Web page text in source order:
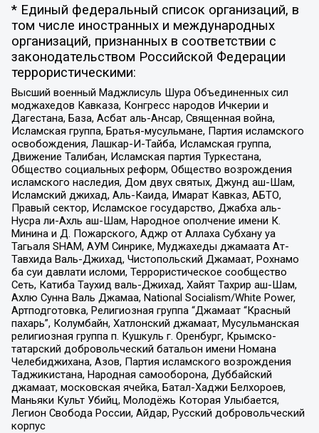
* Единый федеральный список организаций, в
том числе иностранных и международных
организаций, признанных в соответствии с
законодательством Российской Федерации
террористическими:
Высший военный Маджлисуль Шура Объединенных сил
моджахедов Кавказа, Конгресс народов Ичкерии и
Дагестана, База, Асбат аль-Ансар, Священная война,
Исламская группа, Братья-мусульмане, Партия исламского
освобождения, Лашкар-И-Тайба, Исламская группа,
Движение Талибан, Исламская партия Туркестана,
Общество социальных реформ, Общество возрождения
исламского наследия, Дом двух святых, Джунд аш-Шам,
Исламский джихад, Аль-Каида, Имарат Кавказ, АБТО,
Правый сектор, Исламское государство, Джабха аль-
Нусра ли-Ахль аш-Шам, Народное ополчение имени К.
Минина и Д. Пожарского, Аджр от Аллаха Субхану уа
Тагьаля SHAM, АУМ Синрике, Муджахеды джамаата Ат-
Тавхида Валь-Джихад, Чистопольский Джамаат, Рохнамо
ба суи давлати исломи, Террористическое сообщество
Сеть, Катиба Таухид валь-Джихад, Хайят Тахрир аш-Шам,
Ахлю Сунна Валь Джамаа, National Socialism/White Power,
Артподготовка, Религиозная группа “Джамаат “Красный
пахарь”, Колумбайн, Хатлонский джамаат, Мусульманская
религиозная группа п. Кушкуль г. Оренбург, Крымско-
татарский добровольческий батальон имени Номана
Челебиджихана, Азов, Партия исламского возрождения
Таджикистана, Народная самооборона, Дуббайский
джамаат, московская ячейка, Батал-Хаджи Белхороев,
Маньяки Культ Убийц, Молодёжь Которая Улыбается,
Легион Свобода России, Айдар, Русский добровольческий
корпус